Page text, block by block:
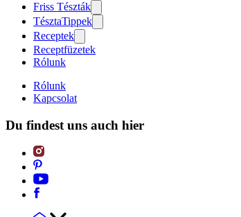
Friss Tészták
TésztaTippek
Receptek
Receptfüzetek
Rólunk
Rólunk
Kapcsolat
Du findest uns auch hier